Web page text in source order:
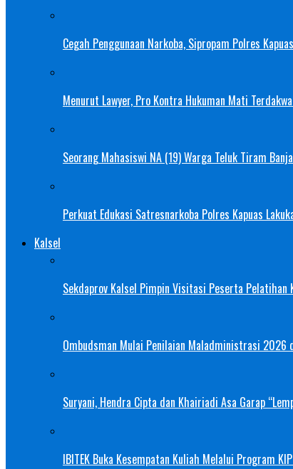
Cegah Penggunaan Narkoba, Sipropam Polres
Menurut Lawyer, Pro Kontra Hukuman Mati
Seorang Mahasiswi NA (19) Warga Teluk Tiram
Perkuat Edukasi Satresnarkoba Polres Kapuas
Kalsel
Sekdaprov Kalsel Pimpin Visitasi Peserta Pelatihan
Ombudsman Mulai Penilaian Maladministrasi 2026
Suryani, Hendra Cipta dan Khairiadi Asa Garap
IBITEK Buka Kesempatan Kuliah Melalui Program